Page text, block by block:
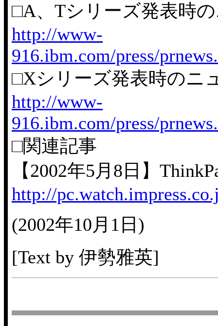
□A、Tシリーズ発表時
http://www-
916.ibm.com/press/
□Xシリーズ発表時のニ
http://www-
916.ibm.com/press/
□関連記事
【2002年5月8日】
http://
(2002年10月1日)
[Text by 伊勢雅英]